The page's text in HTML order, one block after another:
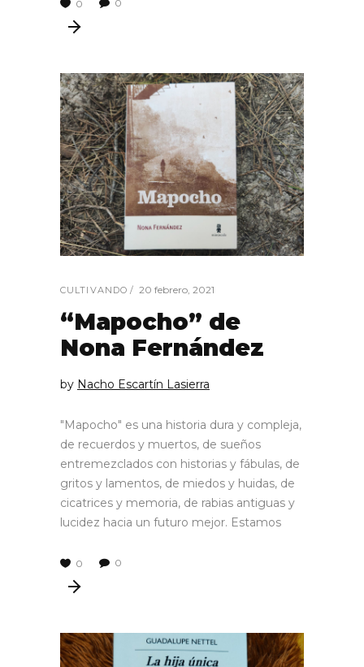
0 0
CULTIVANDO 20 febrero, 2021
“Mapocho” de
Nona Fernández
by Nacho Escartín Lasierra
"Mapocho" es una historia dura y compleja,
de recuerdos y muertos, de sueños
entremezclados con historias y fábulas, de
gritos y lamentos, de miedos y huidas, de
cicatrices y memoria, de rabias antiguas y
lucidez hacia un futuro mejor. Estamos
0 0